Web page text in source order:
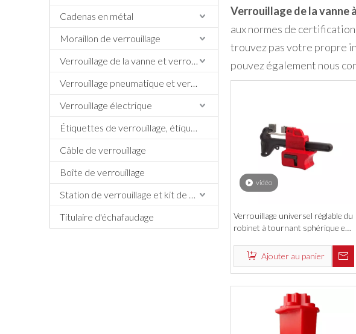
Cadenas en métal
Moraillon de verrouillage
Verrouillage de la vanne et verrouillage du tuyau
Verrouillage pneumatique et verrouillage du cylindre
Verrouillage électrique
Étiquettes de verrouillage, étiquettes et signe
Câble de verrouillage
Boîte de verrouillage
Station de verrouillage et kit de verrouillage
Titulaire d'échafaudage
Verrouillage de la vanne
aux normes de
trouvez pas votre propre
pouvez également nous
vidéo
Verrouillage universel réglable du
robinet à tournant sphérique en
standardAjouter au panier